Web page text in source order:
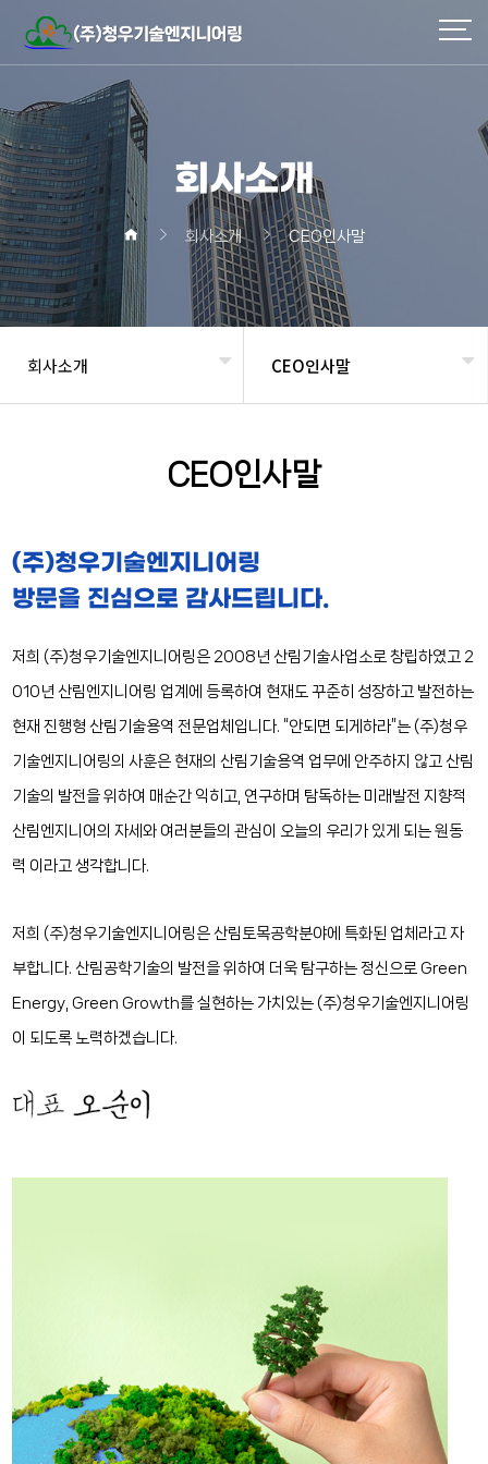
회사소개
회사소개 CEO인사말
회사소개 CEO인사말
CEO인사말
(주)청우기술엔지니어링
방문을 진심으로 감사드립니다.
저희 (주)청우기술엔지니어링은 2008년 산림기술사업소로 창립하였고 2
010년 산림엔지니어링 업계에 등록하여 현재도 꾸준히 성장하고 발전하는
현재 진행형 산림기술용역 전문업체입니다. “안되면 되게하라”는 (주)청우
기술엔지니어링의 사훈은 현재의 산림기술용역 업무에 안주하지 않고 산림
기술의 발전을 위하여 매순간 익히고, 연구하며 탐독하는 미래발전 지향적
산림엔지니어의 자세와 여러분들의 관심이 오늘의 우리가 있게 되는 원동
력 이라고 생각합니다.
저희 (주)청우기술엔지니어링은 산림토목공학분야에 특화된 업체라고 자
부합니다. 산림공학기술의 발전을 위하여 더욱 탐구하는 정신으로 Green
Energy, Green Growth를 실현하는 가치있는 (주)청우기술엔지니어링
이 되도록 노력하겠습니다.